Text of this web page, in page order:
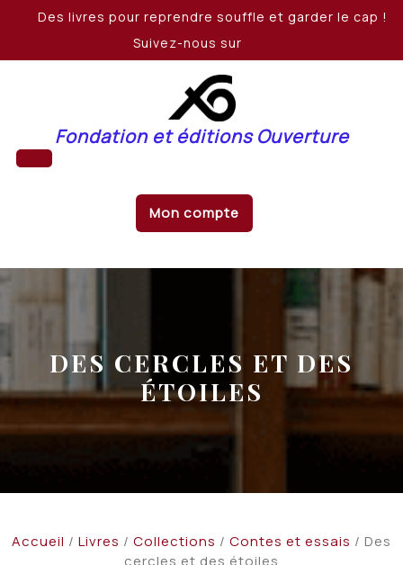
Des livres pour reprendre souffle et garder le cap !
Suivez-nous sur
Fondation et éditions Ouverture
Mon compte
DES CERCLES ET DES
ÉTOILES
Accueil / Livres / Collections / Contes et essais / Des
cercles et des étoiles